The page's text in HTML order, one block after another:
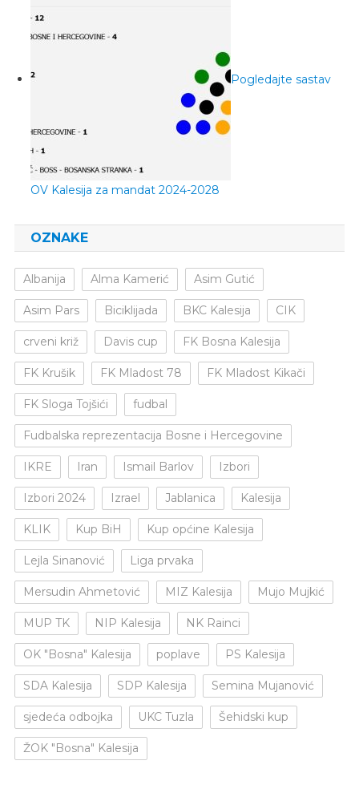
Pogledajte sastav
OV Kalesija za mandat 2024-2028
OZNAKE
Albanija Alma Kamerić Asim Gutić
Asim Pars Biciklijada BKC Kalesija CIK
crveni križ Davis cup FK Bosna Kalesija
FK Krušik FK Mladost 78 FK Mladost Kikači
FK Sloga Tojšići fudbal
Fudbalska reprezentacija Bosne i Hercegovine
IKRE Iran Ismail Barlov Izbori
Izbori 2024 Izrael Jablanica Kalesija
KLIK Kup BiH Kup općine Kalesija
Lejla Sinanović Liga prvaka
Mersudin Ahmetović MIZ Kalesija Mujo Mujkić
MUP TK NIP Kalesija NK Rainci
OK "Bosna" Kalesija poplave PS Kalesija
SDA Kalesija SDP Kalesija Semina Mujanović
sjedeća odbojka UKC Tuzla Šehidski kup
ŽOK "Bosna" Kalesija